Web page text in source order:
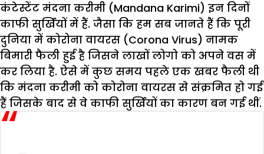
कंटेस्टेंट मंदना करीमी (Mandana Karimi) इन दिनों
काफी सुर्खियों में हैं. जैसा कि हम सब जानते हैं कि पूरी
दुनिया में कोरोना वायरस (Corona Virus) नामक
बिमारी फैली हुई है जिसने लाखों लोगो को अपने वस में
कर लिया है. ऐसे में कुछ समय पहले एक खबर फैली थी
कि मंदना करीमी को कोरोना वायरस से संक्रमित हो गई
हैं जिसके बाद से वे काफी सुर्खियों का कारण बन गई थीं.